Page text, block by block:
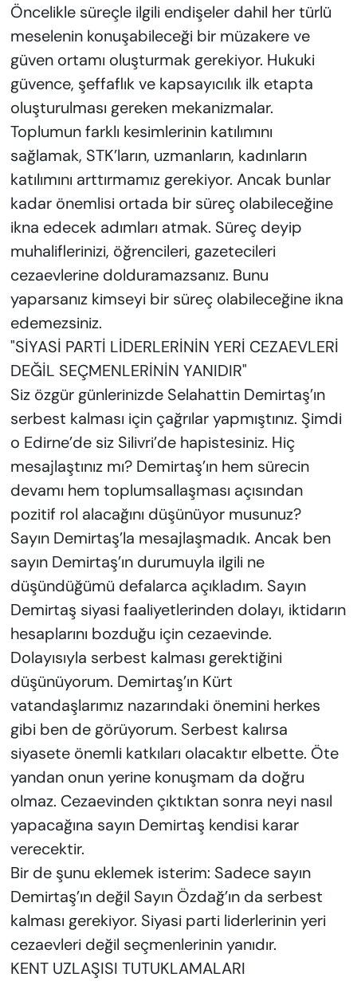
Öncelikle süreçle ilgili endişeler dahil her türlü
meselenin konuşabileceği bir müzakere ve
güven ortamı oluşturmak gerekiyor. Hukuki
güvence, şeffaflık ve kapsayıcılık ilk etapta
oluşturulması gereken mekanizmalar.
Toplumun farklı kesimlerinin katılımını
sağlamak, STK’ların, uzmanların, kadınların
katılımını arttırmamız gerekiyor. Ancak bunlar
kadar önemlisi ortada bir süreç olabileceğine
ikna edecek adımları atmak. Süreç deyip
muhaliflerinizi, öğrencileri, gazetecileri
cezaevlerine dolduramazsanız. Bunu
yaparsanız kimseyi bir süreç olabileceğine ikna
edemezsiniz.
"SİYASİ PARTİ LİDERLERİNİN YERİ CEZAEVLERİ
DEĞİL SEÇMENLERİNİN YANIDIR"
Siz özgür günlerinizde Selahattin Demirtaş’ın
serbest kalması için çağrılar yapmıştınız. Şimdi
o Edirne’de siz Silivri’de hapistesiniz. Hiç
mesajlaştınız mı? Demirtaş’ın hem sürecin
devamı hem toplumsallaşması açısından
pozitif rol alacağını düşünüyor musunuz?
Sayın Demirtaş’la mesajlaşmadık. Ancak ben
sayın Demirtaş’ın durumuyla ilgili ne
düşündüğümü defalarca açıkladım. Sayın
Demirtaş siyasi faaliyetlerinden dolayı, iktidarın
hesaplarını bozduğu için cezaevinde.
Dolayısıyla serbest kalması gerektiğini
düşünüyorum. Demirtaş’ın Kürt
vatandaşlarımız nazarındaki önemini herkes
gibi ben de görüyorum. Serbest kalırsa
siyasete önemli katkıları olacaktır elbette. Öte
yandan onun yerine konuşmam da doğru
olmaz. Cezaevinden çıktıktan sonra neyi nasıl
yapacağına sayın Demirtaş kendisi karar
verecektir.
Bir de şunu eklemek isterim: Sadece sayın
Demirtaş’ın değil Sayın Özdağ’ın da serbest
kalması gerekiyor. Siyasi parti liderlerinin yeri
cezaevleri değil seçmenlerinin yanıdır.
KENT UZLAŞISI TUTUKLAMALARI